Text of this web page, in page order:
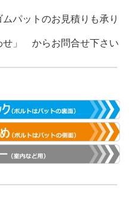
パットのお見積りも承り
」 からお問合せ下さい